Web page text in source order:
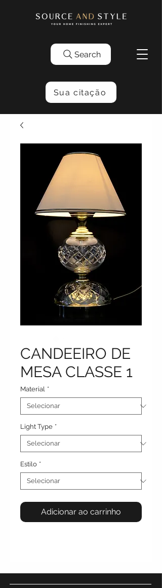
Search
Sua citação
CANDEEIRO DE
MESA CLASSE 1
Material *
Light Type *
Estilo *
Adicionar ao carrinho